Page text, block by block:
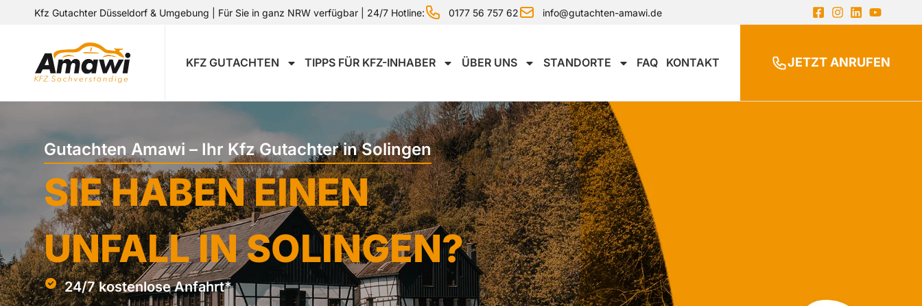
Kfz Gutachter Düsseldorf & Umgebung | Für Sie in ganz NRW verfügbar | 24/7 Hotline: 0177 56 757 62 info@gutachten-amawi.de
KFZ GUTACHTEN TIPPS FÜR KFZ-INHABER ÜBER UNS STANDORTE FAQ KONTAKT JETZT ANRUFEN
Gutachten Amawi – Ihr Kfz Gutachter in Solingen
SIE HABEN EINEN
UNFALL IN SOLINGEN?
24/7 kostenlose Anfahrt*